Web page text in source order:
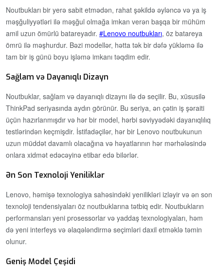
Noutbukları bir yerə sabit etmədən, rahat şəkildə əyləncə və ya iş
məşğuliyyətləri ilə məşğul olmağa imkan verən başqa bir mühüm
amil uzun ömürlü batareyadır.
Lenovo noutbukları, öz batareya
ömrü ilə məşhurdur. Bəzi modellər, hətta tək bir dəfə yükləmə ilə
tam bir iş günü boyu işləmə imkanı təqdim edir.
Sağlam və Dayanıqlı Dizayn
Noutbuklar, sağlam və dayanıqlı dizaynı ilə də seçilir. Bu, xüsusilə
ThinkPad seriyasında aydın görünür. Bu seriya, ən çətin iş şəraiti
üçün hazırlanmışdır və hər bir model, hərbi səviyyədəki dayanıqlılıq
testlərindən keçmişdir. İstifadəçilər, hər bir Lenovo noutbukunun
uzun müddət davamlı olacağına və həyatlarının hər mərhələsində
onlara xidmət edəcəyinə etibar edə bilərlər.
Ən Son Texnoloji Yeniliklər
Lenovo, həmişə texnologiya sahəsindəki yenilikləri izləyir və ən son
texnoloji tendensiyaları öz noutbuklarına tətbiq edir. Noutbukların
performansları yeni prosessorlar və yaddaş texnologiyaları, həm
də yeni interfeys və əlaqələndirmə seçimləri daxil etməklə təmin
olunur.
Geniş Model Çeşidi